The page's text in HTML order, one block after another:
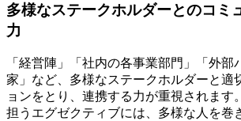
多様なステークホルダーとのコミ
力
「経営陣」「社内の各事業部門」「外部
家」など、多様なステークホルダーと適
ョンをとり、連携する力が重視されます
担うエグゼクティブには、多様な人を巻